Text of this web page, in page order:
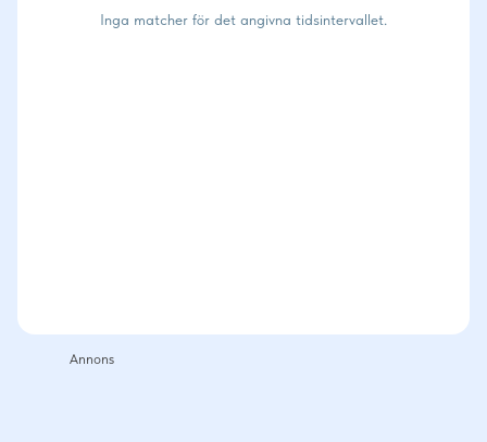
Inga matcher för det angivna tidsintervallet.